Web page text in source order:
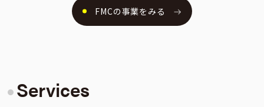
FMCの事業をみる
Services